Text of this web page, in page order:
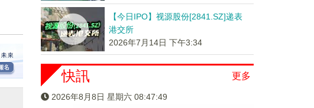
【今日IPO】视源股份[2841.SZ]递表
港交所
2026年7月14日 下午3:34
更多
快訊
2026年8月8日 星期六 08:47:49